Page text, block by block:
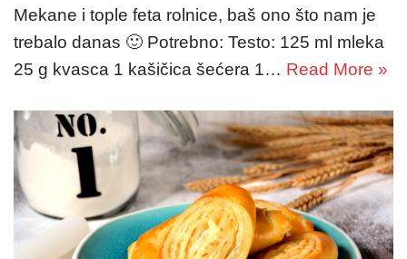
Mekane i tople feta rolnice, baš ono što nam je
trebalo danas 🙂 Potrebno: Testo: 125 ml mleka
25 g kvasca 1 kašičica šećera 1… Read More »